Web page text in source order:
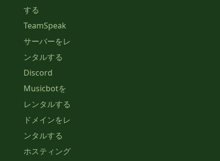
する
TeamSpeak
サーバーをレ
ンタルする
Discord
Musicbotを
レンタルする
ドメインをレ
ンタルする
ホスティング